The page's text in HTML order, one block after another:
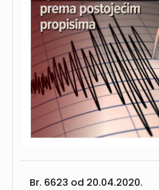
Br. 6623 od 20.04.2020.